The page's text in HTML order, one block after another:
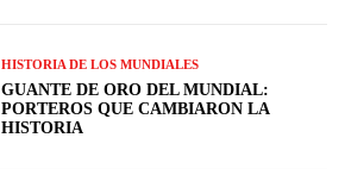
HISTORIA DE LOS MUNDIALES
GUANTE DE ORO DEL MUNDIAL:
PORTEROS QUE CAMBIARON LA
HISTORIA